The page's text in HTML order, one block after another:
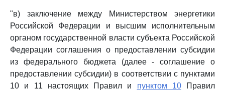
"в) заключение между Министерством энергетики
Российской Федерации и высшим исполнительным
органом государственной власти субъекта Российской
Федерации соглашения о предоставлении субсидии
из федерального бюджета (далее - соглашение о
предоставлении субсидии) в соответствии с пунктами
10 и 11 настоящих Правил и пунктом 10Правил